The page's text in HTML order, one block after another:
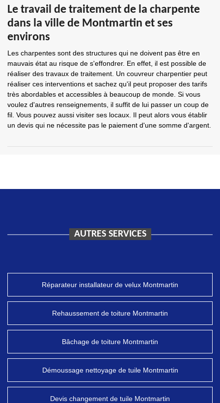
Le travail de traitement de la charpente
dans la ville de Montmartin et ses
environs
Les charpentes sont des structures qui ne doivent pas être en
mauvais état au risque de s'effondrer. En effet, il est possible de
réaliser des travaux de traitement. Un couvreur charpentier peut
réaliser ces interventions et sachez qu'il peut proposer des tarifs
très abordables et accessibles à beaucoup de monde. Si vous
voulez d'autres renseignements, il suffit de lui passer un coup de
fil. Vous pouvez aussi visiter ses locaux. Il peut alors vous établir
un devis qui ne nécessite pas le paiement d'une somme d'argent.
AUTRES SERVICES
Réparateur installateur de velux Montmartin
Rehaussement de toiture Montmartin
Bâchage de toiture Montmartin
Démoussage nettoyage de tuile Montmartin
Devis changement de tuile Montmartin